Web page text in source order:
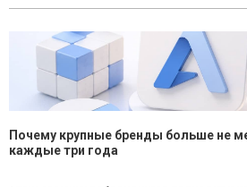
Почему крупные бренды больше не
каждые три года